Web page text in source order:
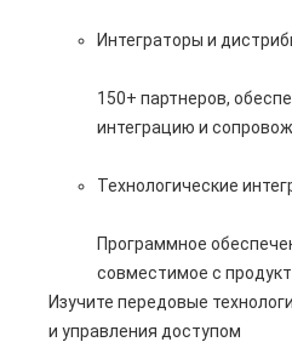
Интеграторы и
150+ партнеров,
интеграцию и
Технологические
Программное
совместимое с
Изучите передовые
и управления доступом